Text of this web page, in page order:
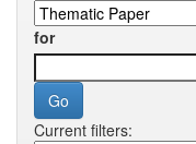
for
Current filters: